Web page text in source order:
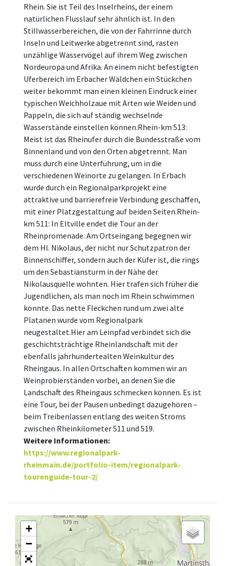
Rhein. Sie ist Teil des Inselrheins, der einem
natürlichen Flusslauf sehr ähnlich ist. In den
Stillwasserbereichen, die von der Fahrrinne durch
Inseln und Leitwerke abgetrennt sind, rasten
unzählige Wasservögel auf ihrem Weg zwischen
Nordeuropa und Afrika. An einem nicht befestigten
Uferbereich im Erbacher Wäldchen ein Stückchen
weiter bekommt man einen kleinen Eindruck einer
typischen Weichholzaue mit Arten wie Weiden und
Pappeln, die sich auf ständig wechselnde
Wasserstände einstellen können.Rhein-km 513:
Meist ist das Rheinufer durch die Bundesstraße vom
Binnenland und von den Orten abgetrennt. Man
muss durch eine Unterführung, um in die
verschiedenen Weinorte zu gelangen. In Erbach
wurde durch ein Regionalparkprojekt eine
attraktive und barrierefreie Verbindung geschaffen,
mit einer Platzgestaltung auf beiden Seiten.Rhein-
km 511: In Eltville endet die Tour an der
Rheinpromenade. Am Ortseingang begegnen wir
dem Hl. Nikolaus, der nicht nur Schutzpatron der
Binnenschiffer, sondern auch der Küfer ist, die rings
um den Sebastiansturm in der Nähe der
Nikolausquelle wohnten. Hier trafen sich früher die
Jugendlichen, als man noch im Rhein schwimmen
konnte. Das nette Fleckchen rund um zwei alte
Platanen wurde vom Regionalpark
neugestaltet.Hier am Leinpfad verbindet sich die
geschichtsträchtige Rheinlandschaft mit der
ebenfalls jahrhundertealten Weinkultur des
Rheingaus. In allen Ortschaften kommen wir an
Weinprobierständen vorbei, an denen Sie die
Landschaft des Rheingaus schmecken können. Es ist
eine Tour, bei der Pausen unbedingt dazugehören –
beim Treibenlassen entlang des weiten Stroms
zwischen Rheinkilometer 511 und 519.
Weitere Informationen:
https://www.regionalpark-
rheinmain.de/portfolio-item/regionalpark-
tourenguide-tour-2/
+
−